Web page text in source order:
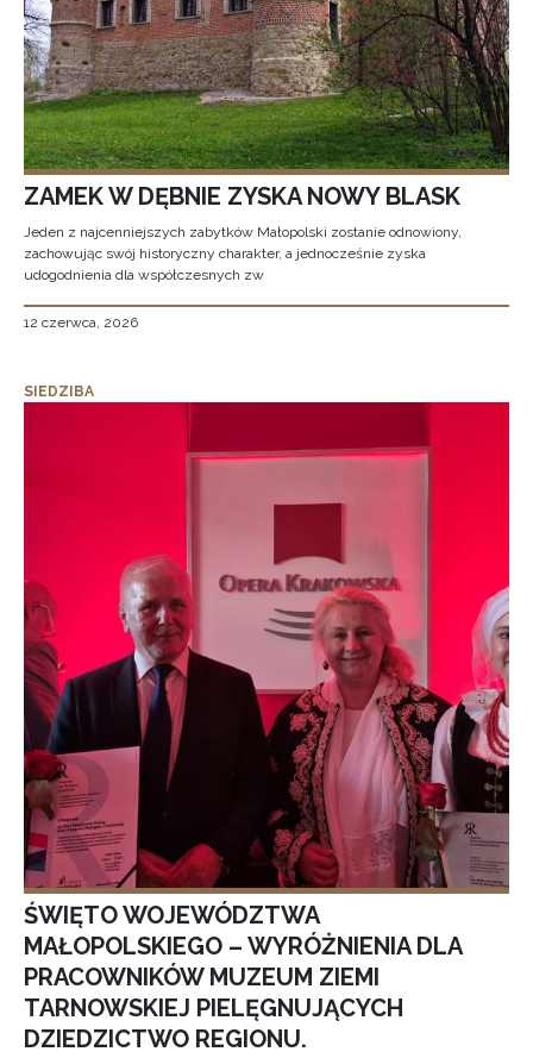
ZAMEK W DĘBNIE ZYSKA NOWY BLASK
Jeden z najcenniejszych zabytków Małopolski zostanie odnowiony,
zachowując swój historyczny charakter, a jednocześnie zyska
udogodnienia dla współczesnych zw
12 czerwca, 2026
SIEDZIBA
ŚWIĘTO WOJEWÓDZTWA
MAŁOPOLSKIEGO – WYRÓŻNIENIA DLA
PRACOWNIKÓW MUZEUM ZIEMI
TARNOWSKIEJ PIELĘGNUJĄCYCH
DZIEDZICTWO REGIONU.